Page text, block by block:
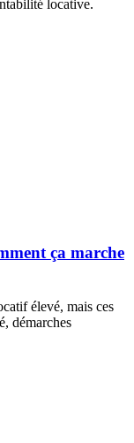
locative.
ça marche
élevé, mais ces
démarches